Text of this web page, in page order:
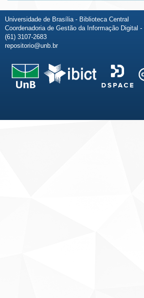
Universidade de Brasília - Biblioteca Central
Coordenadoria de Gestão da Informação Digital -
(61) 3107-2683
repositorio@unb.br